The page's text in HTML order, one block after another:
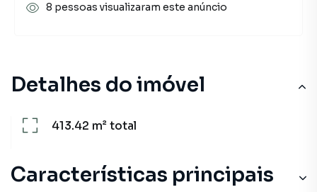
Detalhes do imóvel
413.42 m²total
Características principais
8 pessoas visualizaram este anúncio